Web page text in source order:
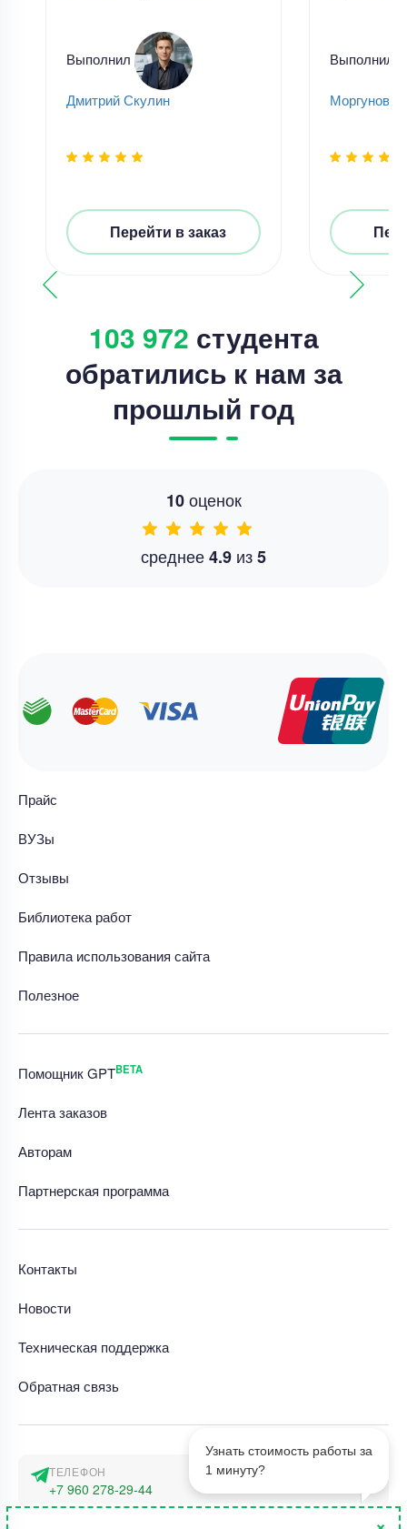
Выполнил
Дмитрий Скулин
Перейти в заказ
Выполнил
Моргунова
103 972 студента
обратились к нам за
прошлый год
10оценок
среднее4.9 из5
Узнать стоимость работы за
1 минуту?
Прайс
ВУЗы
Отзывы
Библиотека работ
Правила использования сайта
Полезное
Помощник GPTBETA
Лента заказов
Авторам
Партнерская программа
Контакты
Новости
Техническая поддержка
Обратная связь
ТЕЛЕФОН
+7 960 278-29-44